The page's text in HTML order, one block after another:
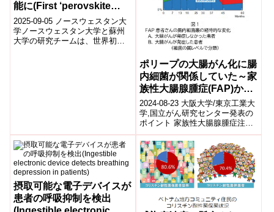
能に(First ‘perovskite
camera’ can see inside
the human body)
2025-09-05 ノースウェスタン大
学ノースウェスタン大学と蘇州
大学の研究チームは、世界初の
ポリープの大腸がん化に腸
内細菌が関係していた～家
族性大腸腺腫症(FAP)から
知る大腸がん発生のメカニ
ズ～
2024-08-23 大阪大学/東京工業大
学,国立がん研究センター発表の
ポイント 家族性大腸腺腫症注
1(略 FAP:遺伝性疾患で大腸にポ
リープが100個以上でき...
摂取可能な電子デバイスが
患者の呼吸抑制を検出